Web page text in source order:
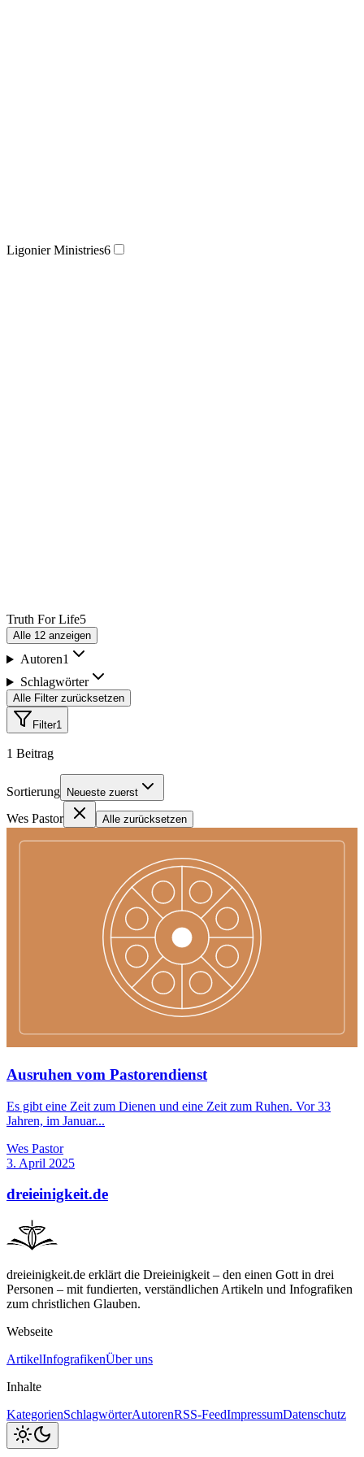
Ligonier Ministries6
Truth For Life5
Alle 12 anzeigen
Autoren1
Schlagwörter
Alle Filter zurücksetzen
Filter1
1 Beitrag
Sortierung Neueste zuerst
Wes Pastor Alle zurücksetzen
Ausruhen vom Pastorendienst
Es gibt eine Zeit zum Dienen und eine Zeit zum Ruhen. Vor 33
Jahren, im Januar...
Wes Pastor
3. April 2025
dreieinigkeit.de
dreieinigkeit.de erklärt die Dreieinigkeit – den einen Gott in drei
Personen – mit fundierten, verständlichen Artikeln und Infografiken
zum christlichen Glauben.
Webseite
ArtikelInfografikenÜber uns
Inhalte
KategorienSchlagwörterAutorenRSS-FeedImpressumDatenschutz